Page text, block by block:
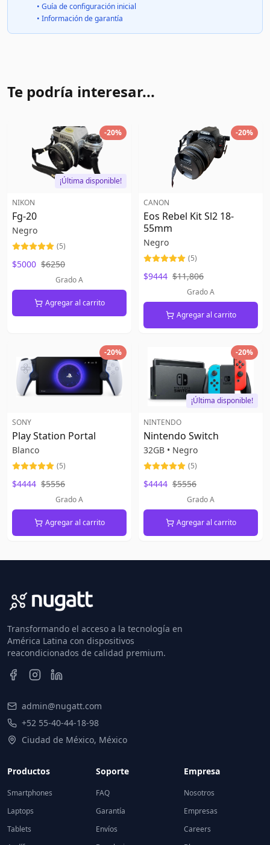
• Guía de configuración inicial
• Información de garantía
Te podría interesar...
-20%
¡Última disponible!
NIKON
Fg-20
Negro
(5)
$5000 $6250
Grado A
Agregar al carrito
-20%
CANON
Eos Rebel Kit Sl2 18-
55mm
Negro
(5)
$9444 $11,806
Grado A
Agregar al carrito
-20%
SONY
Play Station Portal
Blanco
(5)
$4444 $5556
Grado A
Agregar al carrito
-20%
¡Última disponible!
NINTENDO
Nintendo Switch
32GB • Negro
(5)
$4444 $5556
Grado A
Agregar al carrito
Transformando el acceso a la tecnología en
América Latina con dispositivos
reacondicionados de calidad premium.
admin@nugatt.com
+52 55-40-44-18-98
Ciudad de México, México
Productos
Smartphones
Laptops
Tablets
Soporte
FAQ
Garantía
Envíos
Empresa
Nosotros
Empresas
Careers